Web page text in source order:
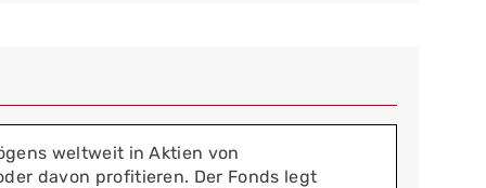
weltweit in Aktien von
davon profitieren. Der Fonds legt